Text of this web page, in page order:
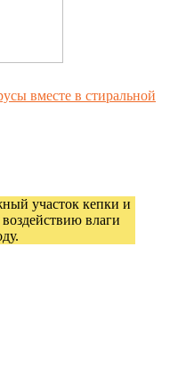
вместе в стиральной
участок кепки и
воздействию влаги